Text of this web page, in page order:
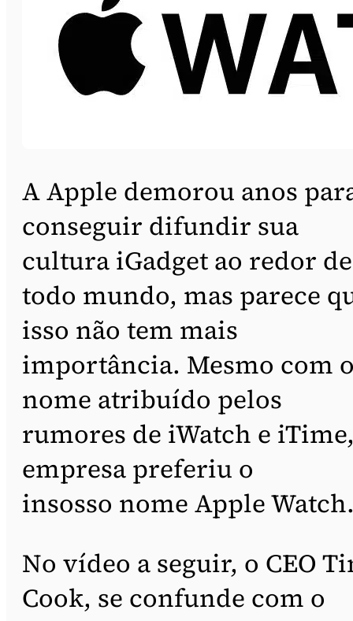
A Apple demorou anos
conseguir difundir sua
cultura iGadget ao redor de
todo mundo, mas parece
isso não tem mais
importância. Mesmo com
nome atribuído pelos
rumores de iWatch e
empresa preferiu o
insosso nome Apple
No vídeo a seguir, o CEO
Cook, se confunde com o